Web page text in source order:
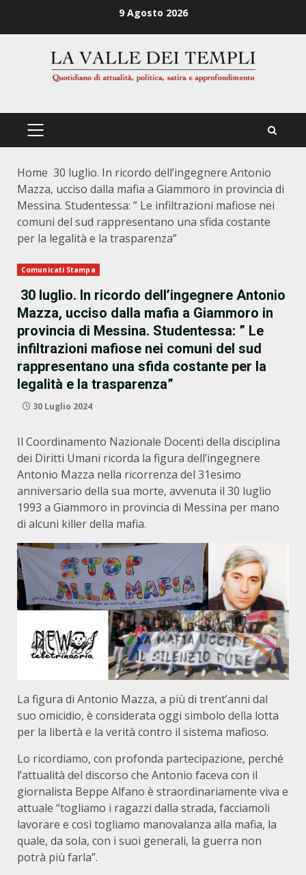
9 Agosto 2026
PRIMÄRES
Home 30 luglio. In ricordo dell’ingegnere Antonio
Mazza, ucciso dalla mafia a Giammoro in provincia di
Messina. Studentessa: ” Le infiltrazioni mafiose nei
comuni del sud rappresentano una sfida costante
per la legalità e la trasparenza”
Comunicati Stampa
30 luglio. In ricordo dell’ingegnere Antonio
Mazza, ucciso dalla mafia a Giammoro in
provincia di Messina. Studentessa: ” Le
infiltrazioni mafiose nei comuni del sud
rappresentano una sfida costante per la
legalità e la trasparenza”
30 Luglio 2024
Il Coordinamento Nazionale Docenti della disciplina
dei Diritti Umani ricorda la figura dell’ingegnere
Antonio Mazza nella ricorrenza del 31esimo
anniversario della sua morte, avvenuta il 30 luglio
1993 a Giammoro in provincia di Messina per mano
di alcuni killer della mafia.
La figura di Antonio Mazza, a più di trent’anni dal
suo omicidio, è considerata oggi simbolo della lotta
per la libertà e la verità contro il sistema mafioso.
Lo ricordiamo, con profonda partecipazione, perché
l’attualità del discorso che Antonio faceva con il
giornalista Beppe Alfano è straordinariamente viva e
attuale “togliamo i ragazzi dalla strada, facciamoli
lavorare e così togliamo manovalanza alla mafia, la
quale, da sola, con i suoi generali, la guerra non
potrà più farla”.